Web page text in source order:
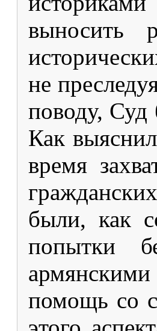
выносить
не
поводу, Суд
Как
время
были, как
попытки
помощь со